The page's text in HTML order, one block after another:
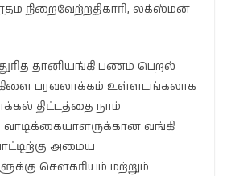
நிறைவேற்றதிகாரி, லக்ஸ்மன்
துரித தானியங்கி பணம் பெறல்
கிளை பரவலாக்கம் உள்ளடங்கலாக
திட்டத்தை நாம்
வங்கி
அமைய
சௌகரியம் மற்றும்